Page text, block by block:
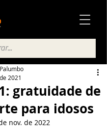
gratuidade de
para idosos
2021
nov. de 2022